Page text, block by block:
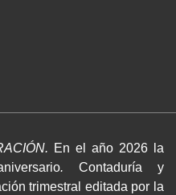
En el año 2026 la
.Contaduría y
trimestral editada por la